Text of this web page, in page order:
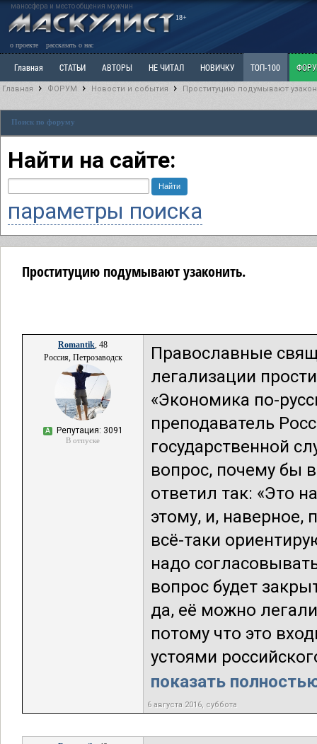
маносфера и место общения мужчин
18+
о проекте рассказать о нас
Главная СТАТЬИ АВТОРЫ НЕ ЧИТАЛ НОВИЧКУ ТОП-100
Ветка: Наболевшее. Выскажись!
РАЗДЕЛ: Разное
Главная ФОРУМ Новости и события Проституцию подумывают
Поиск по форуму
Найти на сайте:
параметры поиска
Проституцию подумывают узаконить.
Romantik, 48
Россия, Петрозаводск
А Репутация: 3091
В отпуске
Православные
легализации
«Экономика по-
преподаватель
государственной
вопрос, почему бы
ответил так: «Это
этому, и, наверное,
всё-таки
надо
вопрос будет
да, её можно
потому что это
устоями
показать
6 августа 2016, суббота